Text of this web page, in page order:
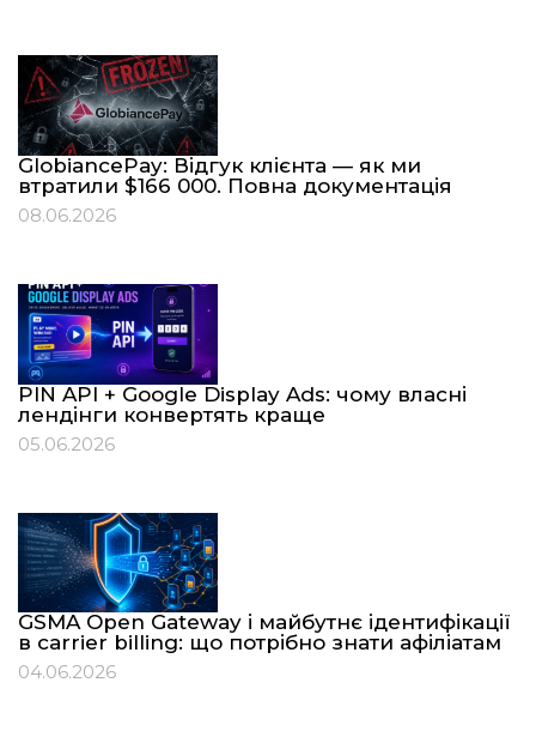
GlobiancePay: Відгук клієнта — як ми
втратили $166 000. Повна документація
08.06.2026
PIN API + Google Display Ads: чому власні
лендінги конвертять краще
05.06.2026
GSMA Open Gateway і майбутнє ідентифікації
в carrier billing: що потрібно знати афіліатам
04.06.2026